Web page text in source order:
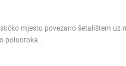
mjesto povezano šetalištem uz
poluotoka…